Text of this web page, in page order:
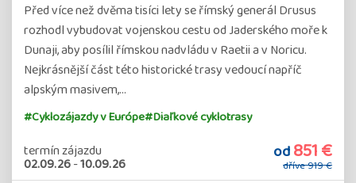
Před více než dvěma tisíci lety se římský generál Drusus
rozhodl vybudovat vojenskou cestu od Jaderského moře k
Dunaji, aby posílil římskou nadvládu v Raetii a v Noricu.
Nejkrásnější část této historické trasy vedoucí napříč
alpským masivem,…
#Cyklozájazdy v Európe#Diaľkové cyklotrasy
termín zájazdu
02.09.26-10.09.26 od851 €
dříve919 €